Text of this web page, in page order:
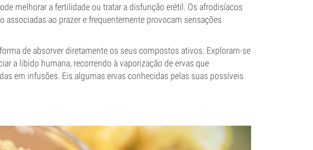
melhorar a fertilidade ou tratar a disfunção erétil. Os afrodisíacos
associadas ao prazer e frequentemente provocam sensações
de absorver diretamente os seus compostos ativos. Exploram-se
a libido humana, recorrendo à vaporização de ervas que
em infusões. Eis algumas ervas conhecidas pelas suas possíveis